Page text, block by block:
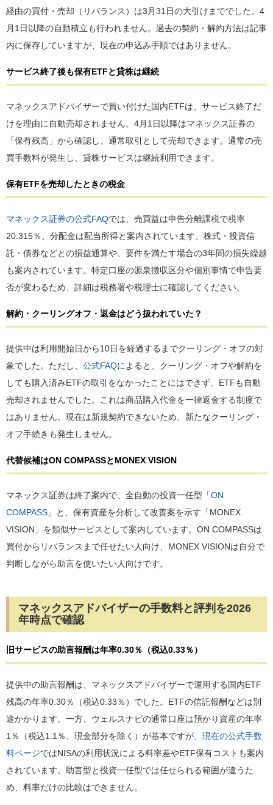
経由の買付・売却（リバランス）は3月31日の大引けまででした。4
月1日以降の自動積立も行われません。過去の契約・解約方法は記事
内に保存していますが、現在の申込み手順ではありません。
サービス終了後も保有ETFと貸株は継続
マネックスアドバイザーで買い付けた国内ETFは、サービス終了だ
けを理由に自動売却されません。4月1日以降はマネックス証券の
「保有残高」から確認し、通常取引として売却できます。通常の売
買手数料が発生し、貸株サービスは継続利用できます。
保有ETFを売却したときの税金
マネックス証券の公式FAQでは、売買益は申告分離課税で税率
20.315％、分配金は配当所得と案内されています。株式・投資信
託・債券などとの損益通算や、要件を満たす場合の3年間の損失繰越
も案内されています。特定口座の源泉徴収区分や個別事情で申告要
否が変わるため、詳細は税務署や税理士に確認してください。
解約・クーリングオフ・返金はどう扱われていた？
提供中は利用開始日から10日を経過するまでクーリング・オフの対
象でした。ただし、 公式FAQによると、クーリング・オフや解約を
しても購入済みETFの取引をなかったことにはできず、ETFも自動
売却されませんでした。これは商品購入代金を一律返金する制度で
はありません。現在は新規契約できないため、新たなクーリング・
オフ手続きも発生しません。
代替候補はON COMPASSとMONEX VISION
マネックス証券は終了案内で、全自動の投資一任型「ON
COMPASS 」と、保有資産を分析して改善案を示す「MONEX
VISION」を類似サービスとして案内しています。ON COMPASSは
買付からリバランスまで任せたい人向け、MONEX VISIONは自分で
判断しながら助言を使いたい人向けです。
マネックスアドバイザーの手数料と評判を2026
年時点で確認
旧サービスの助言報酬は年率0.30％（税込0.33％）
提供中の助言報酬は、マネックスアドバイザーで運用する国内ETF
残高の年率0.30％（税込0.33％）でした。ETFの信託報酬などは別
途かかります。一方、ウェルスナビの通常口座は預かり資産の年率
1％（税込1.1％、現金部分を除く）が基本ですが、 現在の公式手数
料ページではNISAの利用状況による料率差やETF保有コストも案内
されています。助言型と投資一任型では任せられる範囲が違うた
め、料率だけの比較はできません。